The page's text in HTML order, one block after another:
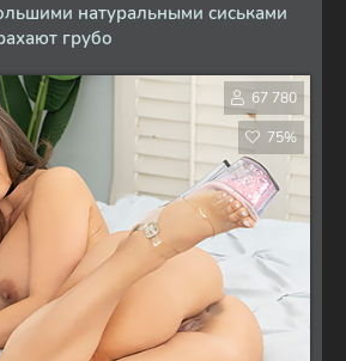
натуральными сиськами
грубо
67 780
75%